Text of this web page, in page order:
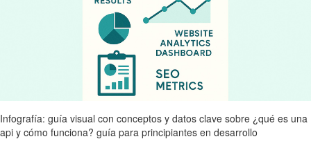
Infografía: guía visual con conceptos y datos clave sobre ¿qué es una
api y cómo funciona? guía para principiantes en desarrollo